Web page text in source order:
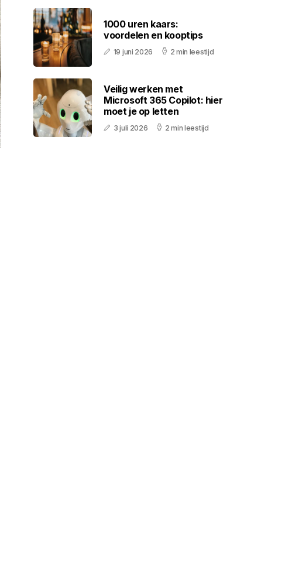
1000 uren kaars:
voordelen en kooptips
19 juni 2026 2 min leestijd
Veilig werken met
Microsoft 365 Copilot: hier
moet je op letten
3 juli 2026 2 min leestijd